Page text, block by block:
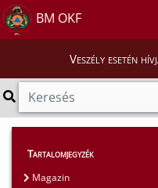
BM OKF
Veszély esetén
Magunkról
Tartalomjegyzék
Magazin